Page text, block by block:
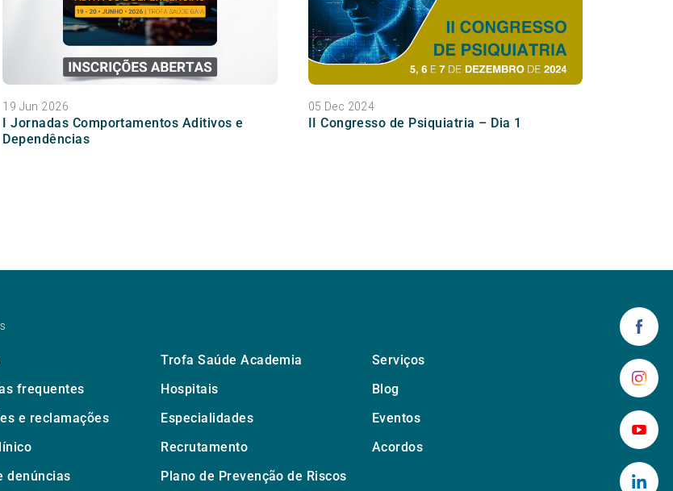
19 Jun 2026
I Jornadas Comportamentos Aditivos e
Dependências
05 Dec 2024
II Congresso de Psiquiatria – Dia 1
Trofa Saúde Academia
Serviços
frequentes
Hospitais
Blog
e reclamações
Especialidades
Eventos
Recrutamento
Acordos
denúncias
Plano de Prevenção de Riscos